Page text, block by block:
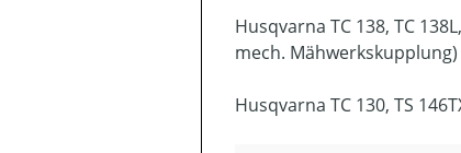
Husqvarna TC 138, TC
mech. Mähwerkskupplung)
Husqvarna TC 130, TS